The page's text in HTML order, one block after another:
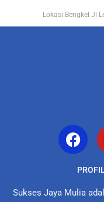
Lokasi Bengkel Jl
Sukses Jaya Mulia